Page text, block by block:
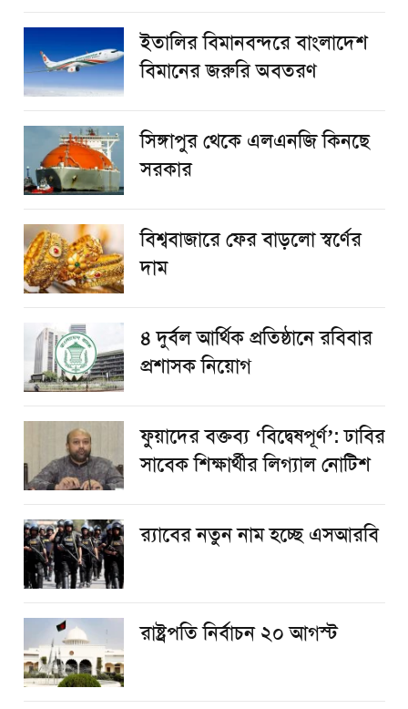
ইতালির বিমানবন্দরে বাংলাদেশ
বিমানের জরুরি অবতরণ
সিঙ্গাপুর থেকে এলএনজি কিনছে
সরকার
বিশ্ববাজারে ফের বাড়লো স্বর্ণের
দাম
৪ দুর্বল আর্থিক প্রতিষ্ঠানে রবিবার
প্রশাসক নিয়োগ
ফুয়াদের বক্তব্য ‘বিদ্বেষপূর্ণ’: ঢাবির
সাবেক শিক্ষার্থীর লিগ্যাল নোটিশ
র‌্যাবের নতুন নাম হচ্ছে এসআরবি
রাষ্ট্রপতি নির্বাচন ২০ আগস্ট